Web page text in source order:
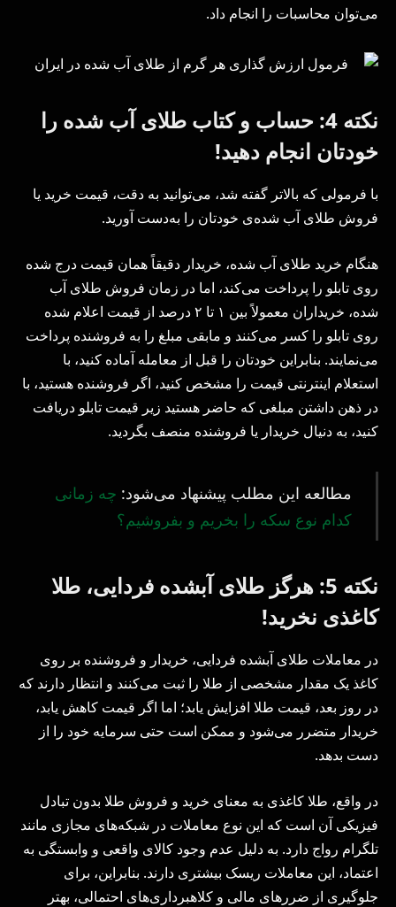
می‌توان محاسبات را انجام داد.
نکته 4: حساب و کتاب طلای آب شده را
خودتان انجام دهید!
با فرمولی که بالاتر گفته شد، می‌توانید به دقت، قیمت خرید یا
فروش طلای آب شده‌ی خودتان را به‌دست آورید.
هنگام خرید طلای آب شده، خریدار دقیقاً همان قیمت درج شده
روی تابلو را پرداخت می‌کند، اما در زمان فروش طلای آب
شده، خریداران معمولاً بین ۱ تا ۲ درصد از قیمت اعلام شده
روی تابلو را کسر می‌کنند و مابقی مبلغ را به فروشنده پرداخت
می‌نمایند. بنابراین خودتان را قبل از معامله آماده کنید، با
استعلام اینترنتی قیمت را مشخص کنید، اگر فروشنده هستید، با
در ذهن داشتن مبلغی که حاضر هستید زیر قیمت تابلو دریافت
کنید، به دنیال خریدار یا فروشنده منصف بگردید.
مطالعه این مطلب پیشنهاد می‌شود: چه زمانی
کدام نوع سکه را بخریم و بفروشیم؟
نکته 5: هرگز طلای آبشده فردایی، طلا
کاغذی نخرید!
در معاملات طلای آبشده فردایی، خریدار و فروشنده بر روی
کاغذ یک مقدار مشخصی از طلا را ثبت می‌کنند و انتظار دارند که
در روز بعد، قیمت طلا افزایش یابد؛ اما اگر قیمت کاهش یابد،
خریدار متضرر می‌شود و ممکن است حتی سرمایه خود را از
دست بدهد.
در واقع، طلا کاغذی به معنای خرید و فروش طلا بدون تبادل
فیزیکی آن است که این نوع معاملات در شبکه‌های مجازی مانند
تلگرام رواج دارد. به دلیل عدم وجود کالای واقعی و وابستگی به
اعتماد، این معاملات ریسک بیشتری دارند. بنابراین، برای
جلوگیری از ضررهای مالی و کلاهبرداری‌های احتمالی، بهتر